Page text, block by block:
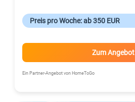
Preis pro Woche: ab 350 EUR
Zum Angebot
Ein Partner-Angebot von HomeToGo